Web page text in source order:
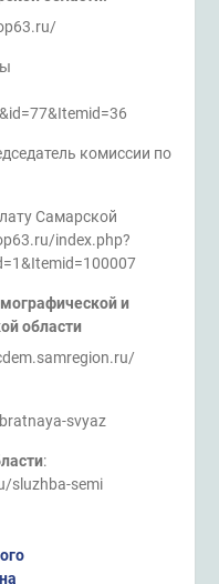
комиссии по
Самарской
index.php?
и
области
svyaz
:
sluzhba-semi